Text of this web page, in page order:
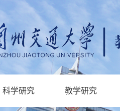
科学研究 教学研究